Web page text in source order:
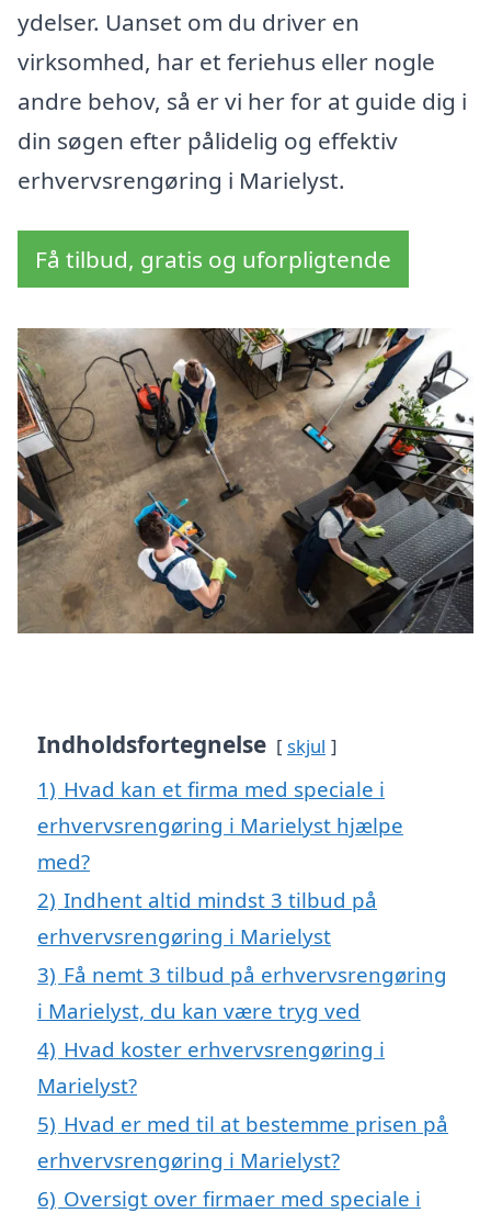
ydelser. Uanset om du driver en
virksomhed, har et feriehus eller nogle
andre behov, så er vi her for at guide dig i
din søgen efter pålidelig og effektiv
erhvervsrengøring i Marielyst.
Få tilbud, gratis og uforpligtende
Indholdsfortegnelse skjul
1) Hvad kan et firma med speciale i
erhvervsrengøring i Marielyst hjælpe
med?
2) Indhent altid mindst 3 tilbud på
erhvervsrengøring i Marielyst
3) Få nemt 3 tilbud på erhvervsrengøring
i Marielyst, du kan være tryg ved
4) Hvad koster erhvervsrengøring i
Marielyst?
5) Hvad er med til at bestemme prisen på
erhvervsrengøring i Marielyst?
6) Oversigt over firmaer med speciale i